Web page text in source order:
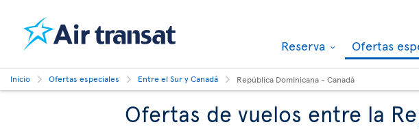
Reserva Ofertas
Inicio Ofertas especiales Entre el Sur y Canadá República Dominicana - Canadá
Ofertas de vuelos entre la